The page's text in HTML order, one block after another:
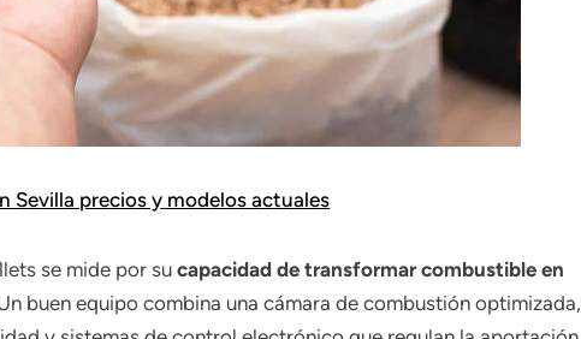
Sevilla precios y modelos actuales
se mide por su capacidad de transformar combustible en
buen equipo combina una cámara de combustión optimizada,